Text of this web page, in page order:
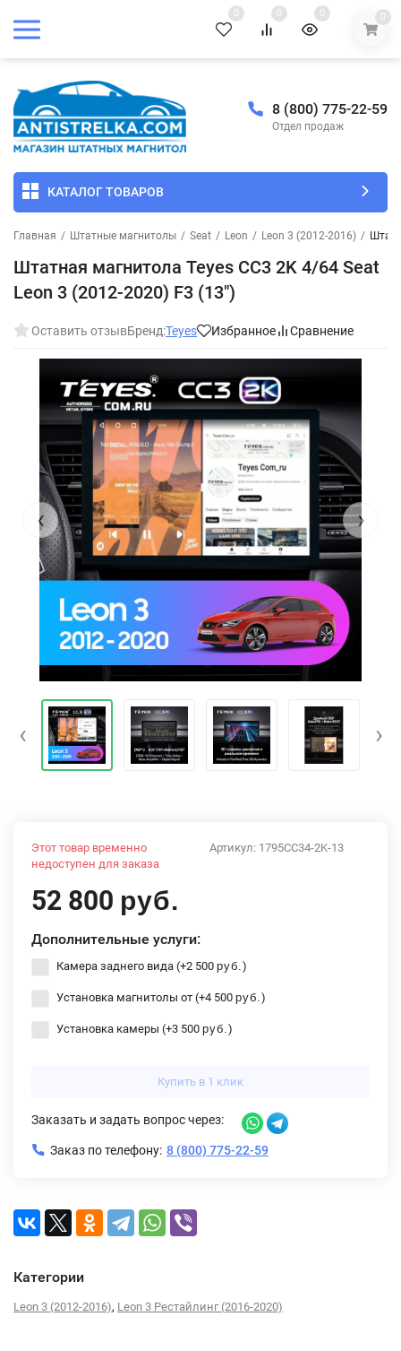
0 0 0 0
8 (800) 775-22-59
Отдел продаж
КАТАЛОГ ТОВАРОВ
Главная / Штатные магнитолы / Seat / Leon / Leon 3 (2012-2016) /
Штатная магнитола Teyes CC3 2K 4/64 Seat
Leon 3 (2012-2020) F3 (13")
Оставить отзывБренд:Teyes Избранное Сравнение
‹ ›
‹ ›
Артикул: 1795CC34-2K-13
Этот товар временно
недоступен для заказа
52 800 руб.
Дополнительные услуги:
Камера заднего вида (+2 500 руб. )
Установка магнитолы от (+4 500 руб. )
Установка камеры (+3 500 руб. )
Купить в 1 клик
Заказать и задать вопрос через:
Заказ по телефону: 8 (800) 775-22-59
Категории
Leon 3 (2012-2016), Leon 3 Рестайлинг (2016-2020)